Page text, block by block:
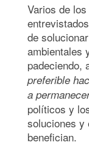
Varios de
de
ambientales
padeciendo,
preferible
a
políticos y
soluciones y
benefician.